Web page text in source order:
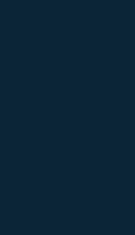
conducta
dentro del
vehículo,
en Sentencia
“se puede
cosas («id
presumirse la
del contrato